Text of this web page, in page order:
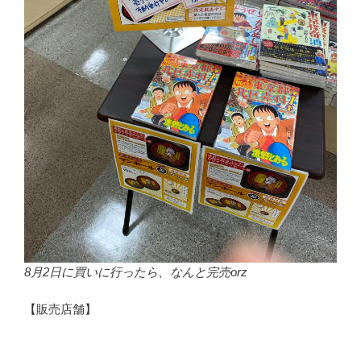
8月2日に買いに行ったら、なんと完売orz
【販売店舗】